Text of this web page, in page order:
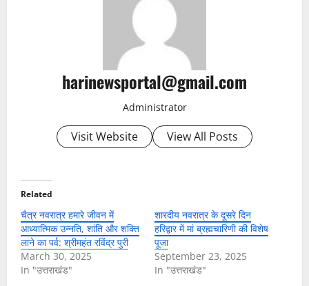
harinewsportal@gmail.com
Administrator
Visit Website View All Posts
Related
चैत्र नवरात्र हमारे जीवन में
आध्यात्मिक उन्नति, शांति और शक्ति
लाने का पर्व: श्रीमहंत रविंद्र पुरी
March 30, 2025
In "उत्तराखंड"
शारदीय नवरात्र के दूसरे दिन
हरिद्वार में मां ब्रह्मचारिणी की विशेष
पूजा
September 23, 2025
In "उत्तराखंड"